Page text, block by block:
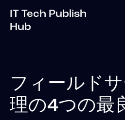
IT Tech Publish
Hub
フィールド
理の4つの最